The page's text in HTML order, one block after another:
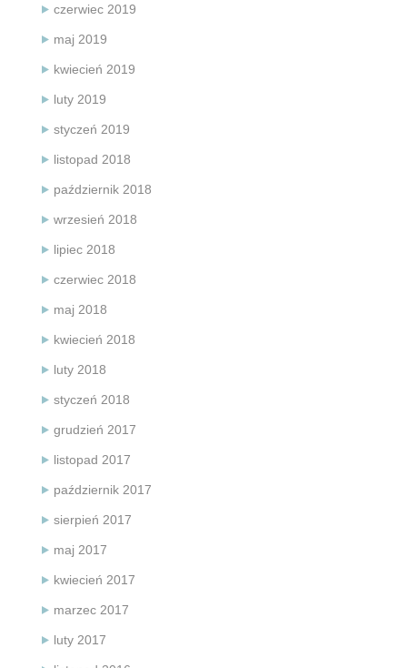
czerwiec 2019
maj 2019
kwiecień 2019
luty 2019
styczeń 2019
listopad 2018
październik 2018
wrzesień 2018
lipiec 2018
czerwiec 2018
maj 2018
kwiecień 2018
luty 2018
styczeń 2018
grudzień 2017
listopad 2017
październik 2017
sierpień 2017
maj 2017
kwiecień 2017
marzec 2017
luty 2017